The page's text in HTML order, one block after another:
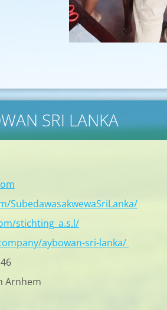
SRI LANKA
SubedawasakwewaSriLanka/
stichting_a.s.l/
aybowan-sri-lanka/
Arnhem